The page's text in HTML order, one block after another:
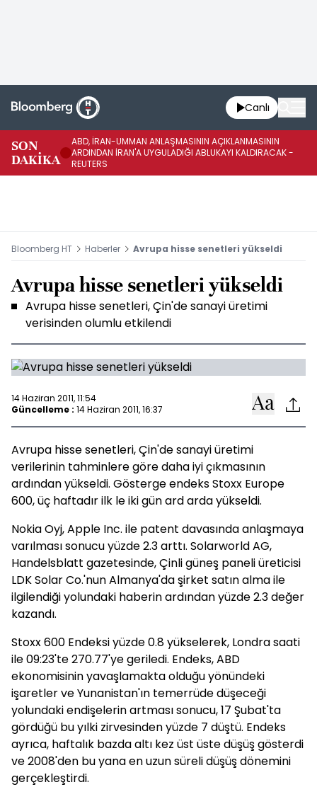
Canlı
SON
DAKİKA
ABD, İRAN-UMMAN ANLAŞMASININ AÇIKLANMASININ
ARDINDAN İRAN'A UYGULADIĞI ABLUKAYI KALDIRACAK -
REUTERS
Bloomberg HT Haberler Avrupa hisse senetleri yükseldi
Avrupa hisse senetleri yükseldi
Avrupa hisse senetleri, Çin'de sanayi üretimi
verisinden olumlu etkilendi
14 Haziran 2011, 11:54
Güncelleme : 14 Haziran 2011, 16:37
Avrupa hisse senetleri, Çin'de sanayi üretimi
verilerinin tahminlere göre daha iyi çıkmasının
ardından yükseldi. Gösterge endeks Stoxx Europe
600, üç haftadır ilk le iki gün ard arda yükseldi.
Nokia Oyj, Apple Inc. ile patent davasında anlaşmaya
varılması sonucu yüzde 2.3 arttı. Solarworld AG,
Handelsblatt gazetesinde, Çinli güneş paneli üreticisi
LDK Solar Co.'nun Almanya'da şirket satın alma ile
ilgilendiği yolundaki haberin ardından yüzde 2.3 değer
kazandı.
Stoxx 600 Endeksi yüzde 0.8 yükselerek, Londra saati
ile 09:23'te 270.77'ye geriledi. Endeks, ABD
ekonomisinin yavaşlamakta olduğu yönündeki
işaretler ve Yunanistan'ın temerrüde düşeceği
yolundaki endişelerin artması sonucu, 17 Şubat'ta
gördüğü bu yılki zirvesinden yüzde 7 düştü. Endeks
ayrıca, haftalık bazda altı kez üst üste düşüş gösterdi
ve 2008'den bu yana en uzun süreli düşüş dönemini
gerçekleştirdi.